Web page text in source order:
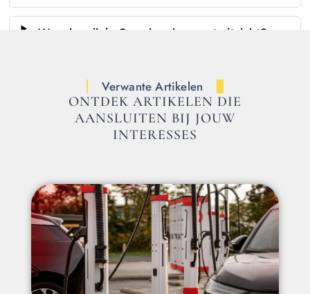
Waar kan ik in Goes lunchen met uitzicht?
Verwante Artikelen
ONTDEK ARTIKELEN DIE
AANSLUITEN BIJ JOUW
INTERESSES